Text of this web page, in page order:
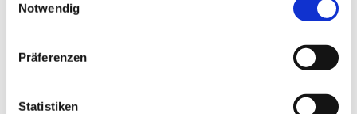
Notwendig
Präferenzen
Statistiken